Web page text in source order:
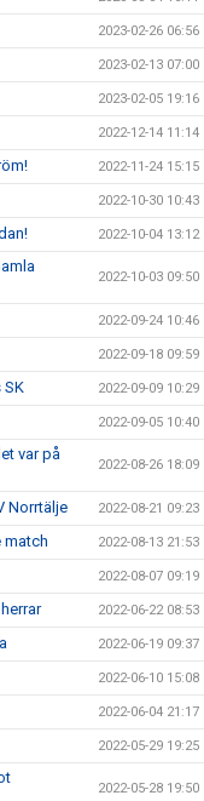
2023-02-26 06:56
2023-02-13 07:00
2023-02-05 19:16
2022-12-14 11:14
2022-11-24 15:15
2022-10-30 10:43
2022-10-04 13:12
2022-10-03 09:50
2022-09-24 10:46
2022-09-18 09:59
SK 2022-09-09 10:29
2022-09-05 10:40
var på
2022-08-26 18:09
Norrtälje 2022-08-21 09:23
match 2022-08-13 21:53
2022-08-07 09:19
2022-06-22 08:53
2022-06-19 09:37
2022-06-10 15:08
2022-06-04 21:17
2022-05-29 19:25
2022-05-28 19:50